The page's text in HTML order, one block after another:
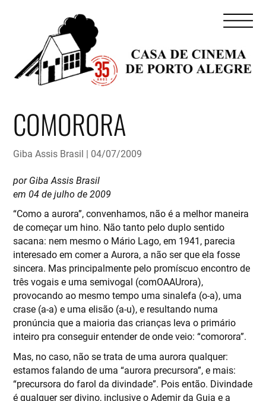
COMORORA
Giba Assis Brasil 04/07/2009
por Giba Assis Brasil
em 04 de julho de 2009
“Como a aurora”, convenhamos, não é a melhor maneira
de começar um hino. Não tanto pelo duplo sentido
sacana: nem mesmo o Mário Lago, em 1941, parecia
interesado em comer a Aurora, a não ser que ela fosse
sincera. Mas principalmente pelo promíscuo encontro de
três vogais e uma semivogal (comOAAUrora),
provocando ao mesmo tempo uma sinalefa (o-a), uma
crase (a-a) e uma elisão (a-u), e resultando numa
pronúncia que a maioria das crianças leva o primário
inteiro pra conseguir entender de onde veio: “comorora”.
Mas, no caso, não se trata de uma aurora qualquer:
estamos falando de uma “aurora precursora”, e mais:
“precursora do farol da divindade”. Pois então. Divindade
é qualquer ser divino, inclusive o Ademir da Guia e a